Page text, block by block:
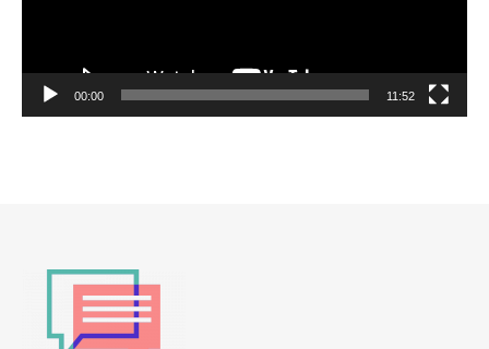
00:00 11:52